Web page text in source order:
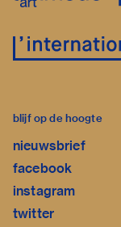
blijf op de hoogte
nieuwsbrief
facebook
instagram
twitter